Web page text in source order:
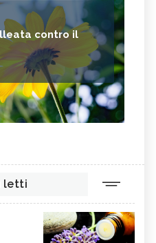
contro il
letti